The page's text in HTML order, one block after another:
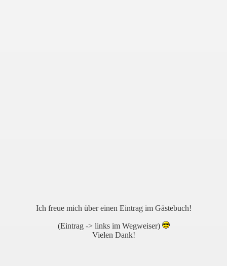
Ich freue mich übereinen Eintrag im Gästebuch!
(Eintrag -> links im Wegweiser)
Vielen Dank!